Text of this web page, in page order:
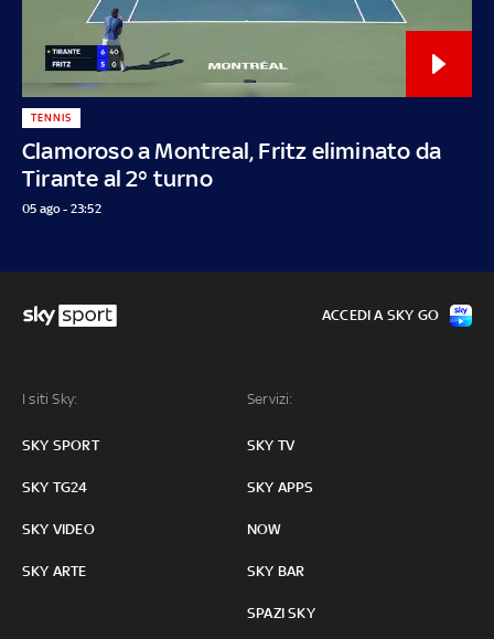
Clamoroso a Montreal, Fritz eliminato da
Tirante al 2° turno
TENNIS
05 ago - 23:52
I siti Sky:
SKY SPORT
SKY TG24
SKY VIDEO
SKY ARTE
Servizi:
SKY TV
SKY APPS
NOW
SKY BAR
SPAZI SKY
ACCEDI A SKY GO